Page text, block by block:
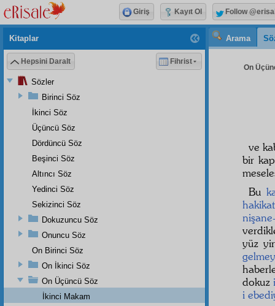
Arama
On
ve
bir
Bu
hakikat
yüz
dokuz
i
Kitaplar
Hepsini Daralt Fihrist
Sözler
Birinci Söz
İkinci Söz
Üçüncü Söz
Dördüncü Söz
Beşinci Söz
Altıncı Söz
Yedinci Söz
Sekizinci Söz
Dokuzuncu Söz
Onuncu Söz
On Birinci Söz
On İkinci Söz
On Üçüncü Söz
İkinci Makam
Giriş Kayıt Ol Follow